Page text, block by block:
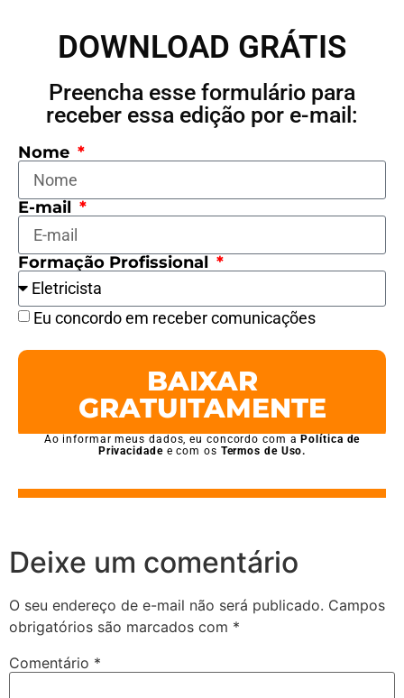
DOWNLOAD GRÁTIS
Preencha esse formulário para
receber essa edição por e-mail:
Nome
E-mail
Formação Profissional
Eu concordo em receber comunicações
BAIXAR
GRATUITAMENTE
Ao informar meus dados, eu concordo com a Política de
Privacidadee com os Termos de Uso.
Deixe um comentário
O seu endereço de e-mail não será publicado. Campos
obrigatórios são marcados com *
Comentário *